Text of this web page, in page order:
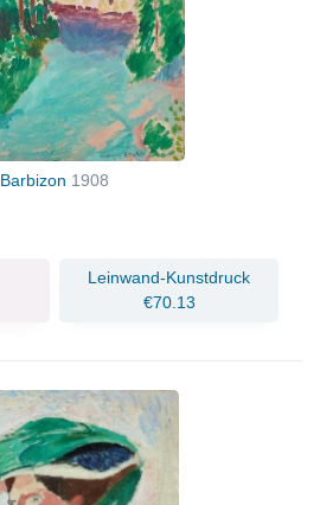
Barbizon 1908
Leinwand-Kunstdruck
€70.13